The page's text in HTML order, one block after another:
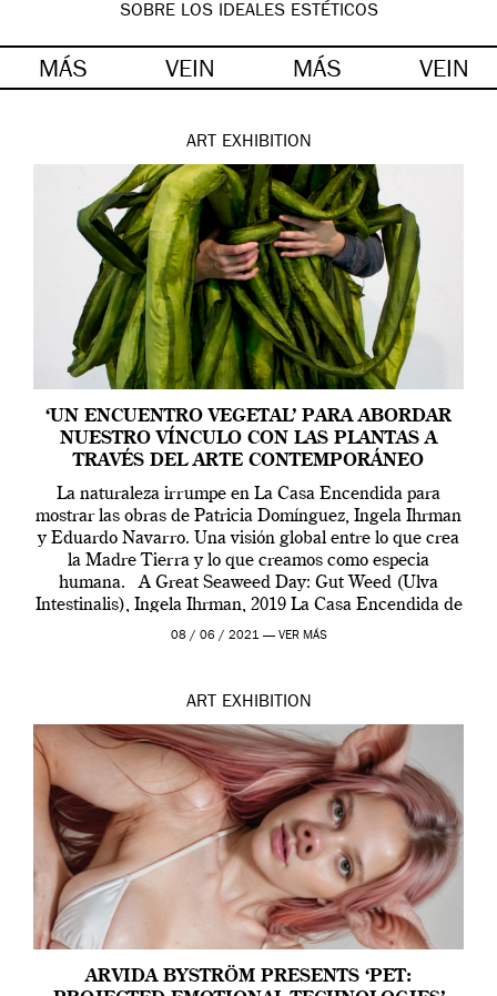
SOBRE LOS IDEALES ESTÉTICOS
MÁS VEIN MÁS VEIN
ART EXHIBITION
‘UN ENCUENTRO VEGETAL’ PARA ABORDAR
NUESTRO VÍNCULO CON LAS PLANTAS A
TRAVÉS DEL ARTE CONTEMPORÁNEO
La naturaleza irrumpe en La Casa Encendida para
mostrar las obras de Patricia Domínguez, Ingela Ihrman
y Eduardo Navarro. Una visión global entre lo que crea
la Madre Tierra y lo que creamos como especia
humana. A Great Seaweed Day: Gut Weed (Ulva
Intestinalis), Ingela Ihrman, 2019 La Casa Encendida de
Madrid y la Wellcome […]
08 / 06 / 2021 — VER MÁS
ART EXHIBITION
ARVIDA BYSTRÖM PRESENTS ‘PET: